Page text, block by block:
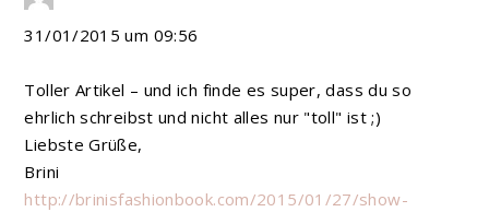
31/01/2015 um 09:56
Toller Artikel – und ich finde es super, dass du so
ehrlich schreibst und nicht alles nur "toll" ist ;)
Liebste Grüße,
Brini
http://brinisfashionbook.com/2015/01/27/show-